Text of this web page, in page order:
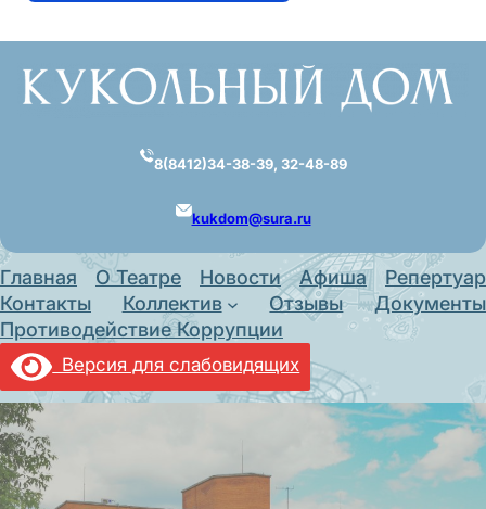
содержимому
8(8412)34-38-39, 32-48-89
kukdom@sura.ru
Главная О Театре Новости Афиша
Репертуар
Контакты
Коллектив Отзывы
Документы
Противодействие Коррупции
Версия для слабовидящих